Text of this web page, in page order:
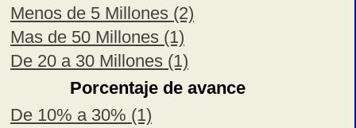
Menos de 5 Millones (2)
Mas de 50 Millones (1)
De 20 a 30 Millones (1)
Porcentaje de avance
De 10% a 30% (1)